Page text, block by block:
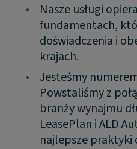
•
Nasze usługi
fundamentach,
doświadczenia i
krajach.
•
Jesteśmy
Powstaliśmy z
branży wynajmu
LeasePlan i ALD
najlepsze praktyki